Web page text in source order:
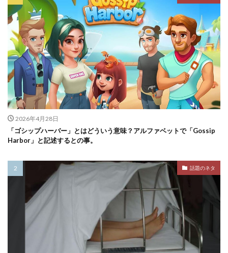
2026年4月28日
「ゴシップハーバー」とはどういう意味？アルファベットで「Gossip
Harbor」と記述するとの事。
話題のネタ